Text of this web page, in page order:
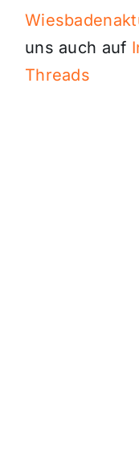
uns auch auf
Threads